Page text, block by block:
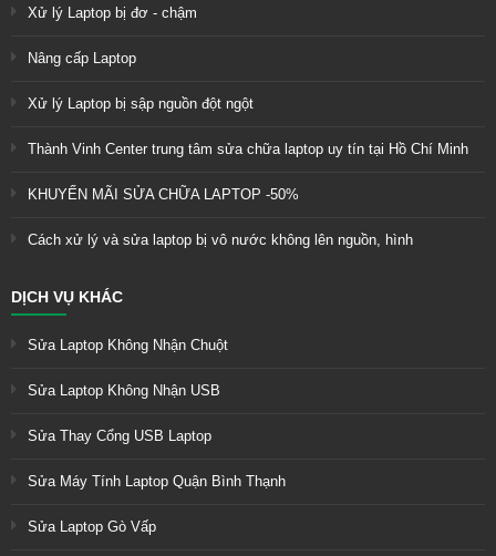
Xử lý Laptop bị đơ - chậm
Nâng cấp Laptop
Xử lý Laptop bị sập nguồn đột ngột
Thành Vinh Center trung tâm sửa chữa laptop uy tín tại Hồ Chí Minh
KHUYẾN MÃI SỬA CHỮA LAPTOP -50%
Cách xử lý và sửa laptop bị vô nước không lên nguồn, hình
DỊCH VỤ KHÁC
Sửa Laptop Không Nhận Chuột
Sửa Laptop Không Nhận USB
Sửa Thay Cổng USB Laptop
Sửa Máy Tính Laptop Quận Bình Thạnh
Sửa Laptop Gò Vấp